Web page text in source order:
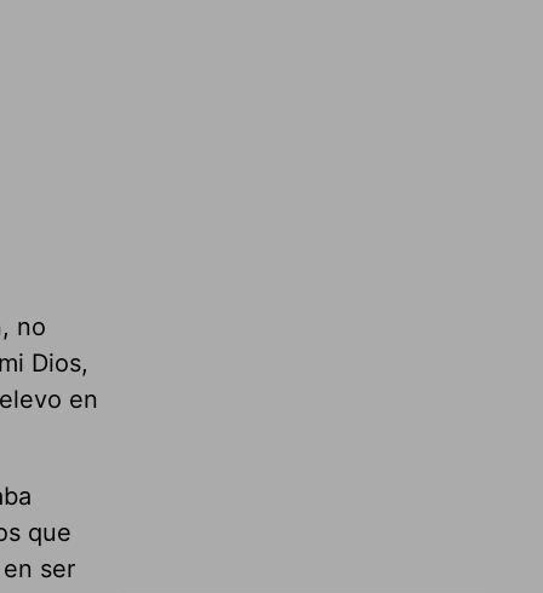
no
Dios,
en
que
ser